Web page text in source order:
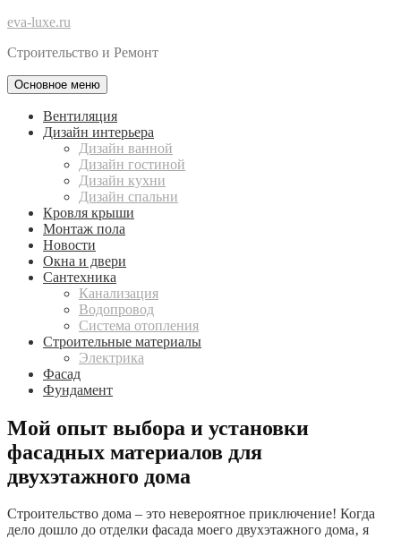
eva-luxe.ru
Строительство и Ремонт
Основное меню
Вентиляция
Дизайн интерьера
Дизайн ванной
Дизайн гостиной
Дизайн кухни
Дизайн спальни
Кровля крыши
Монтаж пола
Новости
Окна и двери
Сантехника
Канализация
Водопровод
Система отопления
Строительные материалы
Электрика
Фасад
Фундамент
Мой опыт выбора и установки
фасадных материалов для
двухэтажного дома
Строительство дома – это невероятное приключение! Когда
дело дошло до отделки фасада моего двухэтажного дома‚ я